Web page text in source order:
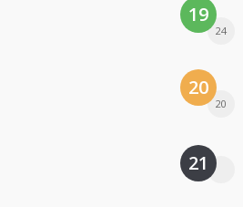
19
24
20
20
21